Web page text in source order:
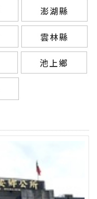
澎湖縣
雲林縣
池上鄉